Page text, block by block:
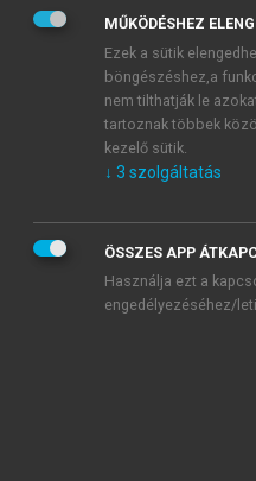
Adatkezelési
veszem és elfogadom.
Általános vásárlási
mersz.huoldalak
tudomásul veszem és
MŰKÖDÉSHEZ
Ezek a sütik
böngészéshez,a
nem tilthatják le
tartoznak többek
kezelő sütik.
↓ 3 szolgáltatás
ÖSSZES APP
Használja ezt a
engedélyezéséhez/